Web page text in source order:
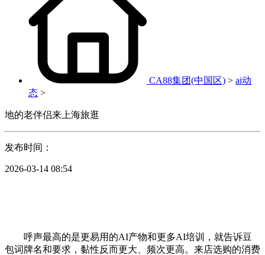
CA88集团(中国区) > ai动
态 >
地的老伴侣来上海旅逛
发布时间：
2026-03-14 08:54
呼声最高的是更易用的AI产物和更多AI培训，就告诉豆
包词牌名和要求，黏性反而更大、频次更高。来店选购的消费